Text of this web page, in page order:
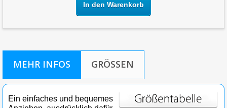
In den Warenkorb
MEHR INFOS GRÖSSEN
Ein einfaches und bequemes